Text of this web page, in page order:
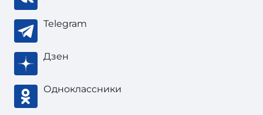
Telegram
Дзен
Одноклассники